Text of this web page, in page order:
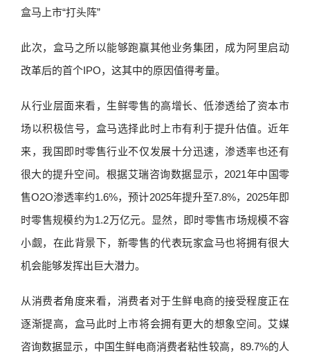
盒马上市“打头阵”
此次，盒马之所以能够跑赢其他业务集团，成为阿里启动
改革后的首个IPO，这其中的原因值得考量。
从行业层面来看，生鲜零售的高增长、低渗透给了资本市
场以积极信号，盒马选择此时上市有利于提升估值。近年
来，我国即时零售行业不仅发展十分迅速，渗透率也还有
很大的提升空间。根据艾瑞咨询数据显示，2021年中国零
售O2O渗透率约1.6%，预计2025年提升至7.8%，2025年即
时零售规模约为1.2万亿元。显然，即时零售市场规模不容
小觑，在此背景下，新零售的代表玩家盒马也将拥有很大
机会能够发挥出巨大潜力。
从消费者角度来看，消费者对于生鲜电商的接受程度正在
逐渐提高，盒马此时上市将会拥有更大的想象空间。艾媒
咨询数据显示，中国生鲜电商消费者粘性较高，89.7%的人